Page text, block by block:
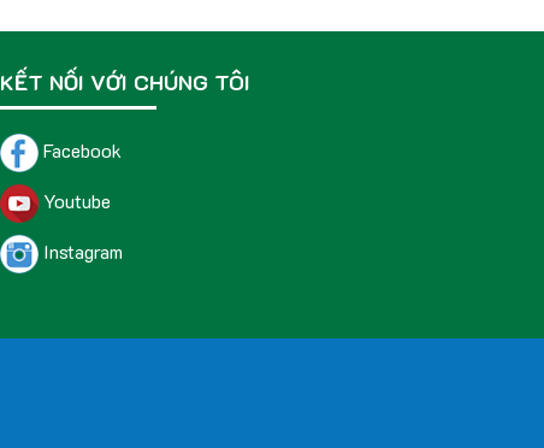
KẾT NỐI VỚI CHÚNG TÔI
Facebook
Youtube
Instagram